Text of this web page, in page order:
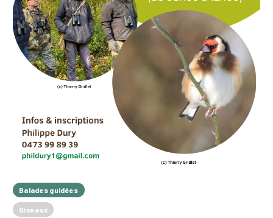
Balades guidées
Oiseaux